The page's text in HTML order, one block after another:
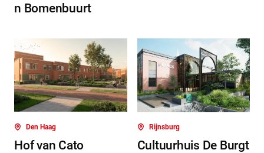
n Bomenbuurt
Den Haag
Hof van Cato
Rijnsburg
Cultuurhuis De Burgt